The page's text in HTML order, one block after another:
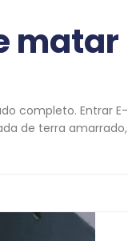
matar
completo. Entrar E-
de terra amarrado,